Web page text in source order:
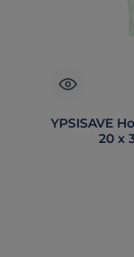
YPSISAVE
20 x